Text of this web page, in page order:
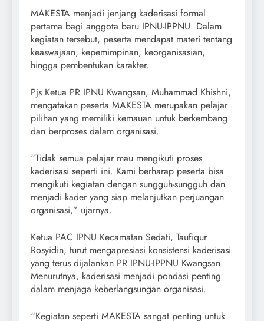
MAKESTA menjadi jenjang kaderisasi formal
pertama bagi anggota baru IPNU-IPPNU. Dalam
kegiatan tersebut, peserta mendapat materi tentang
keaswajaan, kepemimpinan, keorganisasian,
hingga pembentukan karakter.
Pjs Ketua PR IPNU Kwangsan, Muhammad Khishni,
mengatakan peserta MAKESTA merupakan pelajar
pilihan yang memiliki kemauan untuk berkembang
dan berproses dalam organisasi.
“Tidak semua pelajar mau mengikuti proses
kaderisasi seperti ini. Kami berharap peserta bisa
mengikuti kegiatan dengan sungguh-sungguh dan
menjadi kader yang siap melanjutkan perjuangan
organisasi,” ujarnya.
Ketua PAC IPNU Kecamatan Sedati, Taufiqur
Rosyidin, turut mengapresiasi konsistensi kaderisasi
yang terus dijalankan PR IPNU-IPPNU Kwangsan.
Menurutnya, kaderisasi menjadi pondasi penting
dalam menjaga keberlangsungan organisasi.
“Kegiatan seperti MAKESTA sangat penting untuk